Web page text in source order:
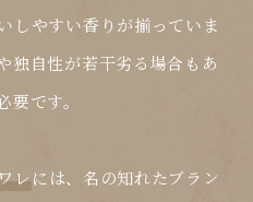
しやすい香りが揃っていま
独自性が若干劣る場合もあ
です。
レには、名の知れたブラン